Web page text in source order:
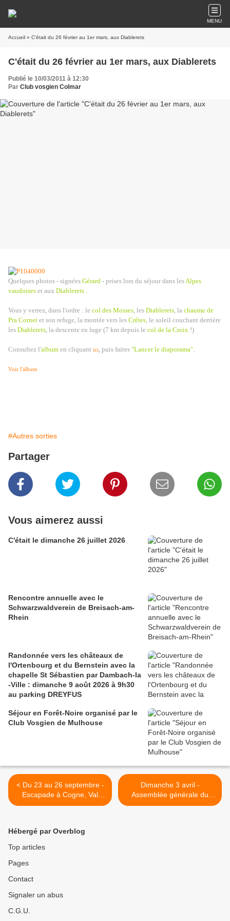
MENU
Accueil » C'était du 26 février au 1er mars, aux Diablerets
C'était du 26 février au 1er mars, aux Diablerets
Publié le 10/03/2011 à 12:30
Par Club vosgien Colmar
Quelques photos - signées Gérard - prises lors du séjour dans lesAlpes
vaudoises et aux Diablerets .
Vous y verrez, dans l'ordre : le col des Mosses, les Diablerets, la chaume de
Pra Cornet et son refuge, la montée vers les Crêtes, le soleil couchant derrière
les Diablerets, la descente en luge (7 km depuis le col de la Croix !)
Consultez l'album en cliquant ici, puis faites "Lancer le diaporama".
Voir l'album
#Autres sorties
Partager
Vous aimerez aussi
C'était le dimanche 26 juillet 2026
Rencontre annuelle avec le
Schwarzwaldverein de Breisach-am-
Rhein
Randonnée vers les châteaux de
l'Ortenbourg et du Bernstein avec la
chapelle St Sébastien par Dambach-la
-Ville : dimanche 9 août 2026 à 9h30
au parking DREYFUS
Séjour en Forêt-Noire organisé par le
Club Vosgien de Mulhouse
< Du 23 au 26 septembre -
Escapade à Cogne, Val
d'Aoste (2/2)
Dimanche 3 avril -
Assemblée générale du
Club à Mittelwihr (1/2) >
Hébergé par Overblog
Top articles
Pages
Contact
Signaler un abus
C.G.U.